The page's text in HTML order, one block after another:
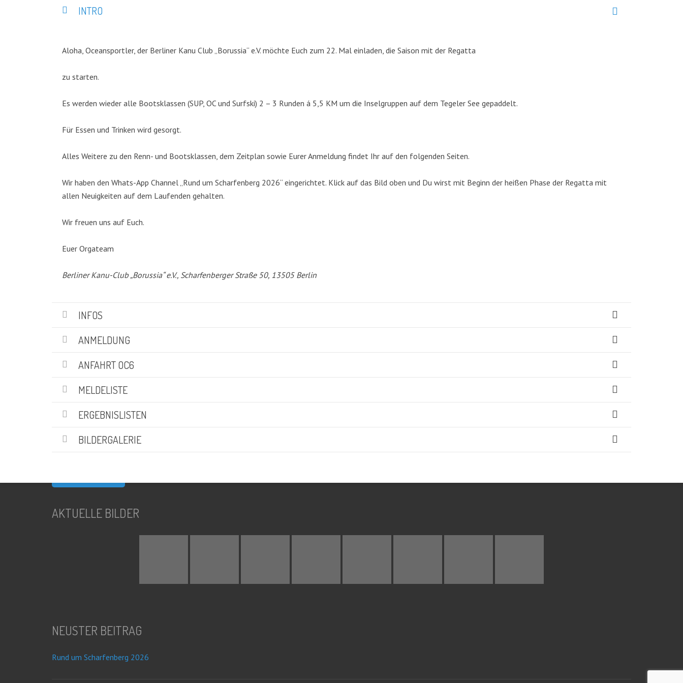
INTRO
Aloha, Oceansportler, der Berliner Kanu Club „Borussia“ e.V. möchte Euch zum 22. Mal einladen, die Saison mit der Regatta
zu starten.
Es werden wieder alle Bootsklassen (SUP, OC und Surfski) 2 – 3 Runden á 5,5 KM um die Inselgruppen auf dem Tegeler See gepaddelt.
Für Essen und Trinken wird gesorgt.
Alles Weitere zu den Renn- und Bootsklassen, dem Zeitplan sowie Eurer Anmeldung findet Ihr auf den folgenden Seiten.
Wir haben den Whats-App Channel „Rund um Scharfenberg 2026“ eingerichtet. Klick auf das Bild oben und Du wirst mit Beginn der heißen Phase der Regatta mit
allen Neuigkeiten auf dem Laufenden gehalten.
Wir freuen uns auf Euch.
Euer Orgateam
Berliner Kanu-Club „Borussia“ e.V., Scharfenberger Straße 50, 13505 Berlin
INFOS
ANMELDUNG
ANFAHRT OC6
MELDELISTE
ERGEBNISLISTEN
BILDERGALERIE
KATEGORIEN
Abteilungen (5)
Kanadier(6)
Kanu-Rennsport
Kids – Teens (10)
Social Marketing(1)
Wir über uns (19)
SUCHE
Suchen
AKTUELLE BILDER
NEUSTER BEITRAG
Rund um Scharfenberg 2026